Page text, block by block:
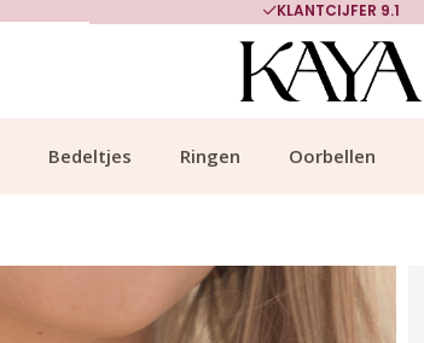
KLANTCIJFER 9.1
Bedeltjes Ringen Oorbellen